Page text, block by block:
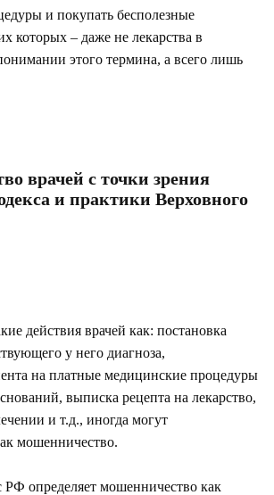
и покупать бесполезные
которых – даже не лекарства в
этого термина, а всего лишь
врачей с точки зрения
и практики Верховного
действия врачей как: постановка
у него диагноза,
на платные медицинские процедуры
выписка рецепта на лекарство,
и т.д., иногда могут
мошенничество.
РФ определяет мошенничество как